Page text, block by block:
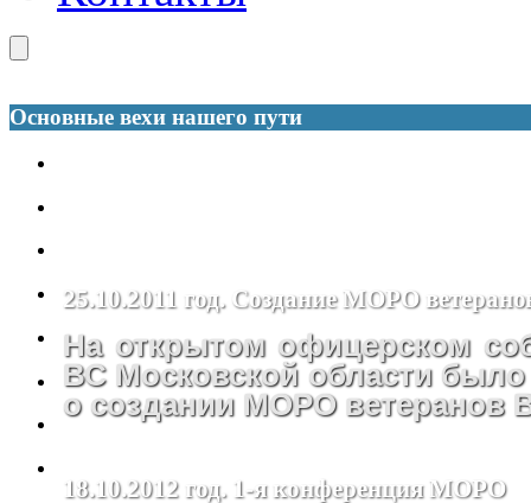
Основные вехи нашего пути
25.10.2011 год. Создание МОРО
На открытом офицерском
ВС Московской области
о создании МОРО ветеранов
18.10.2012 год. 1-я конференция МОРО